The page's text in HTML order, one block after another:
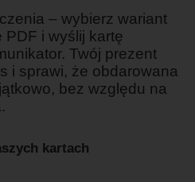
– wybierz wariant
PDF i wyślij kartę
Twój prezent
i sprawi, że obdarowana
bez względu na
kartach